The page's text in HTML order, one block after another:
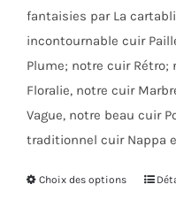
fantaisies par La
incontournable cuir
Plume; notre cuir
Floralie, notre cuir
Vague, notre beau cuir
traditionnel cuir Nappa
Choix des options
Ce